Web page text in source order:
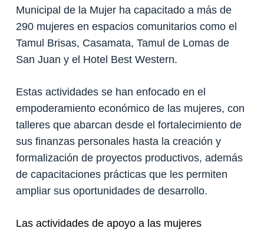
Municipal de la Mujer ha capacitado a más de
290 mujeres en espacios comunitarios como el
Tamul Brisas, Casamata, Tamul de Lomas de
San Juan y el Hotel Best Western.
Estas actividades se han enfocado en el
empoderamiento económico de las mujeres, con
talleres que abarcan desde el fortalecimiento de
sus finanzas personales hasta la creación y
formalización de proyectos productivos, además
de capacitaciones prácticas que les permiten
ampliar sus oportunidades de desarrollo.
Las actividades de apoyo a las mujeres